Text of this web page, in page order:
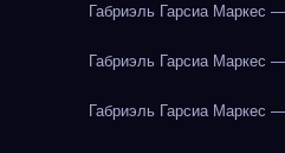
Габриэль Гарсиа Маркес
Габриэль Гарсиа Маркес
Габриэль Гарсиа Маркес